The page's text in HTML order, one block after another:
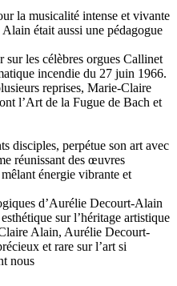
la musicalité intense et vivante
était aussi une pédagogue
les célèbres orgues Callinet
incendie du 27 juin 1966.
reprises, Marie-Claire
l’Art de la Fugue de Bach et
disciples, perpétue son art avec
réunissant des œuvres
énergie vibrante et
d’Aurélie Decourt-Alain
sur l’héritage artistique
Alain, Aurélie Decourt-
et rare sur l’art si
nous